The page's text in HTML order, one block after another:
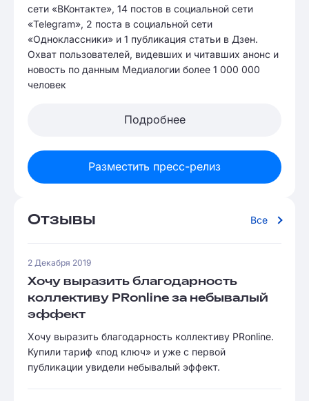
сети «ВКонтакте», 14 постов в социальной сети
«Telegram», 2 поста в социальной сети
«Одноклассники» и 1 публикация статьи в Дзен.
Охват пользователей, видевших и читавших анонс и
новость по данным Медиалогии более 1 000 000
человек
Подробнее
Разместить пресс-релиз
Отзывы Все
2 Декабря 2019
Хочу выразить благодарность
коллективу PRonline за небывалый
эффект
Хочу выразить благодарность коллективу PRonline.
Купили тариф «под ключ» и уже с первой
публикации увидели небывалый эффект.